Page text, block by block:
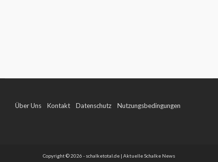
Über Uns Kontakt Datenschutz Nutzungsbedingungen
Copyright © 2026 - schalketotal.de | Aktuelle Schalke News